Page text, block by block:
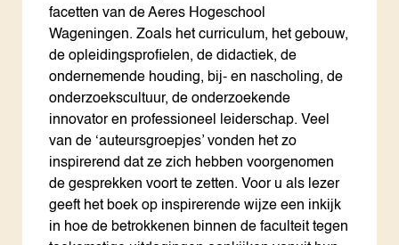
facetten van de Aeres Hogeschool
Wageningen. Zoals het curriculum, het gebouw,
de opleidingsprofielen, de didactiek, de
ondernemende houding, bij- en nascholing, de
onderzoekscultuur, de onderzoekende
innovator en professioneel leiderschap. Veel
van de ‘auteursgroepjes’ vonden het zo
inspirerend dat ze zich hebben voorgenomen
de gesprekken voort te zetten. Voor u als lezer
geeft het boek op inspirerende wijze een inkijk
in hoe de betrokkenen binnen de faculteit tegen